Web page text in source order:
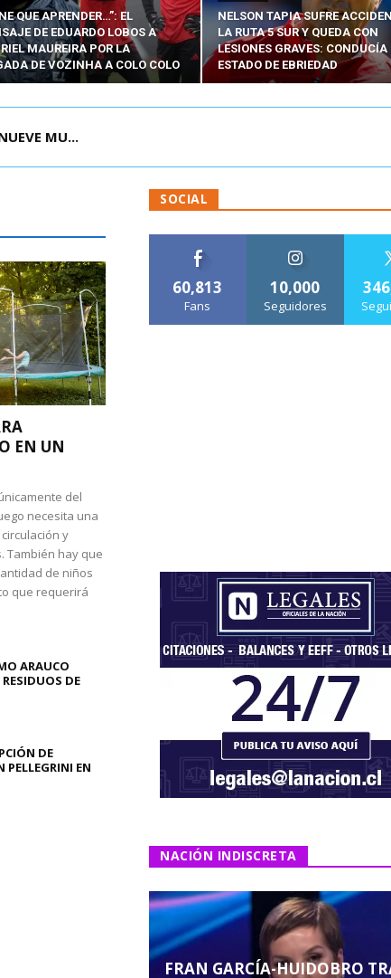
QUE APRENDER…”: EL
DE EDUARDO LOBOS A
MAUREIRA POR LA
DE VOZINHA A COLO COLO
NELSON TAPIA SUFRE
LA RUTA 5 SUR Y QUEDA CON
LESIONES GRAVES: CONDUCÍA
ESTADO DE EBRIEDAD
ABELA...
EN UN
del
necesita una
y
También hay que
de niños
que requerirá
ARAUCO
DE
DE
PELLEGRINI EN
SOCIAL
60,813
Fans
10,000
Seguidores
NACIÓN INDISCRETA
FRAN GARCÍA-HUIDOBRO